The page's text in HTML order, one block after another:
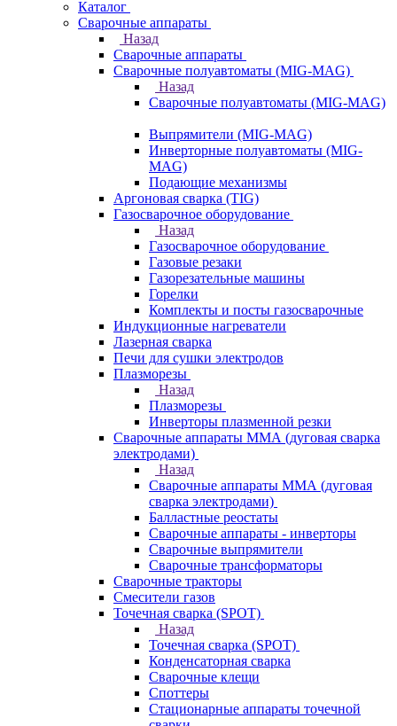
Каталог
Сварочные аппараты
Назад
Сварочные аппараты
Сварочные полуавтоматы (MIG-MAG)
Назад
Сварочные полуавтоматы (MIG-MAG)
Выпрямители (MIG-MAG)
Инверторные полуавтоматы (MIG-
MAG)
Подающие механизмы
Аргоновая сварка (TIG)
Газосварочное оборудование
Назад
Газосварочное оборудование
Газовые резаки
Газорезательные машины
Горелки
Комплекты и посты газосварочные
Индукционные нагреватели
Лазерная сварка
Печи для сушки электродов
Плазморезы
Назад
Плазморезы
Инверторы плазменной резки
Сварочные аппараты ММА (дуговая сварка
электродами)
Назад
Сварочные аппараты ММА (дуговая
сварка электродами)
Балластные реостаты
Сварочные аппараты - инверторы
Сварочные выпрямители
Сварочные трансформаторы
Сварочные тракторы
Смесители газов
Точечная сварка (SPOT)
Назад
Точечная сварка (SPOT)
Конденсаторная сварка
Сварочные клещи
Споттеры
Стационарные аппараты точечной